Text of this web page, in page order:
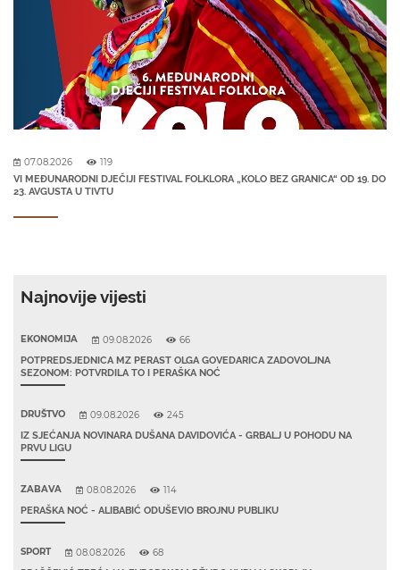
07.08.2026 119
VI MEĐUNARODNI DJEČIJI FESTIVAL FOLKLORA „KOLO BEZ GRANICA“ OD 19. DO
23. AVGUSTA U TIVTU
Najnovije vijesti
EKONOMIJA 09.08.2026 66
POTPREDSJEDNICA MZ PERAST OLGA GOVEDARICA ZADOVOLJNA
SEZONOM: POTVRDILA TO I PERAŠKA NOĆ
DRUŠTVO 09.08.2026 245
IZ SJEĆANJA NOVINARA DUŠANA DAVIDOVIĆA - GRBALJ U POHODU NA
PRVU LIGU
ZABAVA 08.08.2026 114
PERAŠKA NOĆ - ALIBABIĆ ODUŠEVIO BROJNU PUBLIKU
SPORT 08.08.2026 68